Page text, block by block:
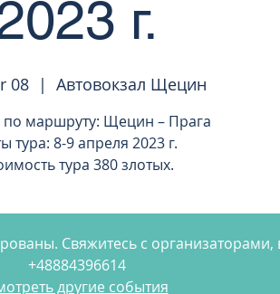
г.
08
  |
Автовокзал Щецин
по маршруту: Щецин – Прага
тура: 8-9 апреля 2023 г.
тура 380 злотых.
Свяжитесь с
+48884396614
другие события